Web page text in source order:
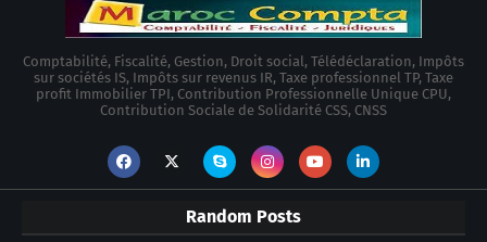
Comptabilité, Fiscalité, Gestion, Droit social, Télédéclaration, Impôts
sur sociétés IS, Impôts sur revenus IR, Taxe professionnel TP, Taxe
profit Immobilier TPI, Contribution Professionnelle Unique CPU,
Contribution Sociale de Solidarité CSS, CNSS
Random Posts